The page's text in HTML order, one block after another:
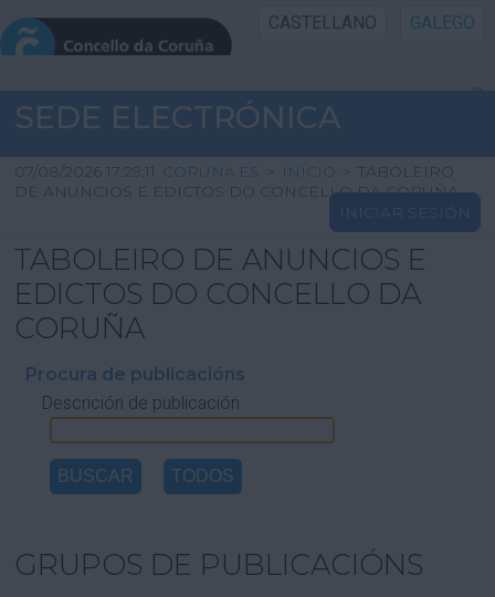
CASTELLANO GALEGO
INICIO SEDE
INICIO
INFORMACIÓN PÚBLICA
CARTAFOL CIDADÁN
AXUDA
SEDE ELECTRÓNICA
07/08/2026 17:29:11 CORUNA.ES > INICIO > TABOLEIRO
DE ANUNCIOS E EDICTOS DO CONCELLO DA CORUÑA
INICIAR SESIÓN
TABOLEIRO DE ANUNCIOS E
EDICTOS DO CONCELLO DA
CORUÑA
Procura de publicacións
Descrición de publicación
GRUPOS DE PUBLICACIÓNS